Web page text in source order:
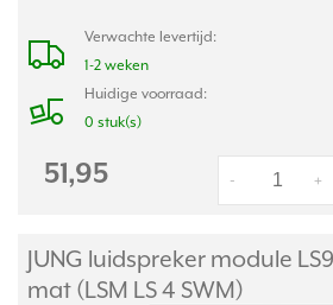
Verwachte levertijd:
1-2 weken
Huidige voorraad:
0 stuk(s)
51,95 +
-
JUNG luidspreker module
mat (LSM LS 4 SWM)